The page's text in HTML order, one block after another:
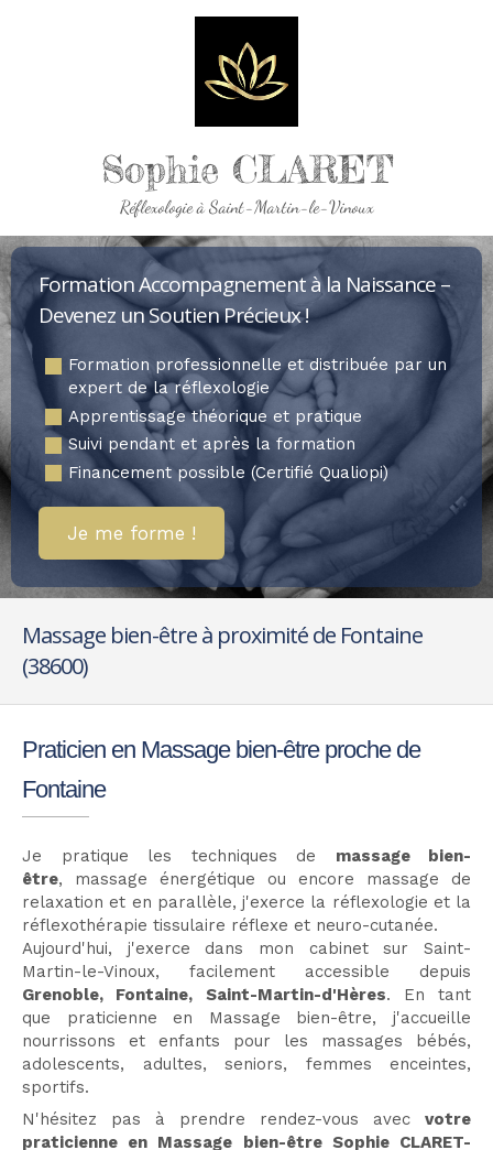
Sophie CLARET
Réflexologie à Saint-Martin-le-Vinoux
Formation Accompagnement à la Naissance –
Devenez un Soutien Précieux !
Formation professionnelle et distribuée par un
expert de la réflexologie
Apprentissage théorique et pratique
Suivi pendant et après la formation
Financement possible (Certifié Qualiopi)
Je me forme !
Massage bien-être à proximité de Fontaine
(38600)
Praticien en Massage bien-être proche de
Fontaine
Je pratique les techniques de massage bien-
être, massage énergétique ou encore massage de
relaxation et en parallèle, j'exerce la réflexologie et la
réflexothérapie tissulaire réflexe et neuro-cutanée.
Aujourd'hui, j'exerce dans mon cabinet sur Saint-
Martin-le-Vinoux, facilement accessible depuis
Grenoble, Fontaine, Saint-Martin-d'Hères. En tant
que praticienne en Massage bien-être, j'accueille
nourrissons et enfants pour les massages bébés,
adolescents, adultes, seniors, femmes enceintes,
sportifs.
N'hésitez pas à prendre rendez-vous avec votre
praticienne en Massage bien-être Sophie CLARET-